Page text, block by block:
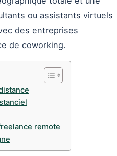
ou assistants virtuels
des entreprises
de coworking.
remote